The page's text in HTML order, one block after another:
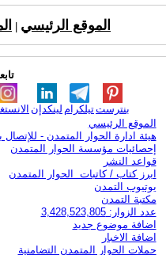
الموقع الرئيسي
لينكدإن تيلكرامبنترست
الموقع الرئيسي
هيئة ادارة الحوار المتمدن - للإتصال
إحصائيات مؤسسة الحوار المتمدن
قواعد النشر
ابرز كتاب / كاتبات الحوار المتمدن
يوتيوب التمدن
مكتبة التمدن
عدد الزوار: 3,428,523,805
اضافة موضوع جديد
اضافة الاخبار
حملات الحوار المتمدن التضامنية